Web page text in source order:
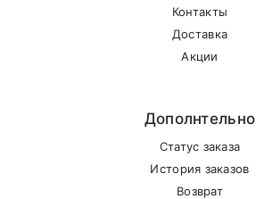
Контакты
Доставка
Акции
Дополнтельно
Статус заказа
История заказов
Возврат